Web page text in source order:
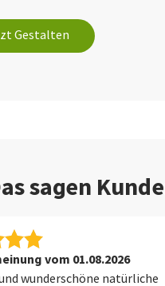
Gestalten
sagen
vom 01.08.2026
wunderschöne natürliche